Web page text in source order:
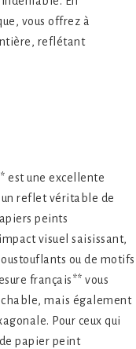
vous offrez à
reflétant
est une excellente
reflet véritable de
peints
visuel saisissant,
ou de motifs
français** vous
mais également
Pour ceux qui
papier peint